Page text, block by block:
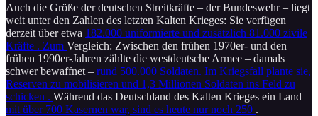
Auch die Größe der deutschen Streitkräfte – der Bundeswehr – liegt
weit unter den Zahlen des letzten Kalten Krieges: Sie verfügen
derzeit über etwa 182.000 uniformierte und zusätzlich 81.000 zivile
Kräfte . Zum Vergleich: Zwischen den frühen 1970er- und den
frühen 1990er-Jahren zählte die westdeutsche Armee – damals
schwer bewaffnet – rund 500.000 Soldaten. Im Kriegsfall plante sie,
Reserven zu mobilisieren und 1,3 Millionen Soldaten ins Feld zu
schicken . Während das Deutschland des Kalten Krieges ein Land
mit über 700 Kasernen war, sind es heute nur noch 250 .